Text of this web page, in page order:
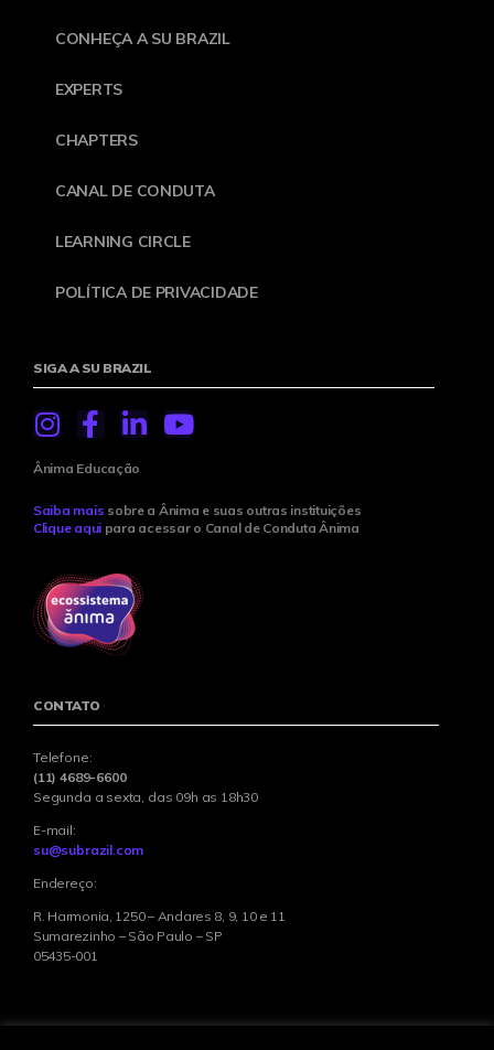
CONHEÇA A SU BRAZIL
EXPERTS
CHAPTERS
CANAL DE CONDUTA
LEARNING CIRCLE
POLÍTICA DE PRIVACIDADE
SIGA A SU BRAZIL
Ânima Educação
Saiba mais sobre a Ânima e suas outras instituições
Clique aqui para acessar o Canal de Conduta Ânima
CONTATO
Telefone:
(11) 4689-6600
Segunda a sexta, das 09h as 18h30
E-mail:
su@subrazil.com
Endereço:
R. Harmonia, 1250 – Andares 8, 9, 10 e 11
Sumarezinho – São Paulo – SP
05435-001